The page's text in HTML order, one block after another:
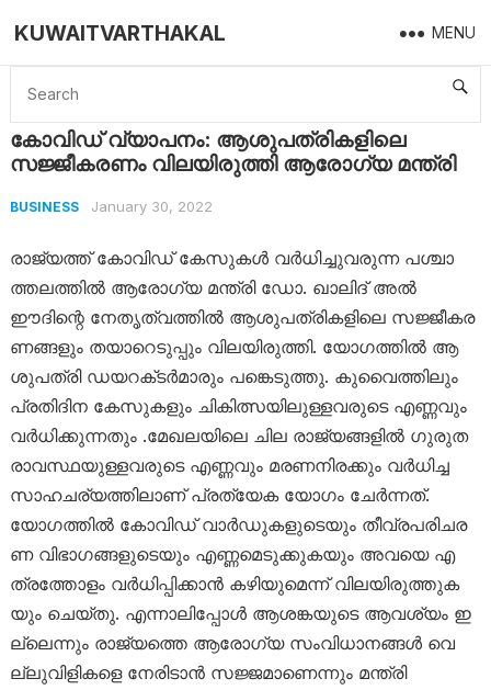
KUWAITVARTHAKAL MENU
Home Business
കോവിഡ്​ വ്യാപനം: ആശുപത്രികളിലെ
സജ്ജീകരണം വിലയിരുത്തി ആ​രോ​ഗ്യ മന്ത്രി
BUSINESS January 30, 2022
രാ​ജ്യ​ത്ത്​ കോ​വി​ഡ്​ കേ​സു​ക​ൾ വ​ർ​ധി​ച്ചു​വ​രു​ന്ന പ​ശ്ചാ​
ത്ത​ല​ത്തി​ൽ ആ​രോ​ഗ്യ മ​ന്ത്രി ഡോ. ​ഖാ​ലി​ദ്​ അ​ൽ
ഈദിന്റെ നേ​തൃ​ത്വ​ത്തി​ൽ ആ​ശു​പ​ത്രി​ക​ളി​ലെ സ​ജ്ജീ​ക​ര​
ണ​ങ്ങ​ളും ത​യാ​റെ​ടു​പ്പും വി​ല​യി​രു​ത്തി. യോ​ഗ​ത്തി​ൽ ആ​
ശു​പ​ത്രി ഡ​യ​റ​ക്​​ട​ർ​മാ​രും പങ്കെടുത്തു. കു​വൈ​ത്തി​ലും
പ്ര​തി​ദി​ന കേ​സു​ക​ളും ചി​കി​ത്സ​യി​ലു​ള്ള​വ​രു​ടെ എ​ണ്ണ​വും
വ​ർ​ധി​ക്കു​ന്നതും .മേ​ഖ​ല​യി​ലെ ചി​ല രാ​ജ്യ​ങ്ങ​ളി​ൽ ഗു​രു​ത​
രാ​വ​സ്ഥ​യു​ള്ള​വ​രു​ടെ എ​ണ്ണ​വും മ​ര​ണ​നി​ര​ക്കും വ​ർ​ധി​ച്ച
സാ​ഹ​ച​ര്യ​ത്തി​ലാ​ണ്​ പ്ര​ത്യേ​ക യോ​ഗം ചേ​ർ​ന്ന​ത്.
യോഗത്തിൽ കോ​വി​ഡ്​ വാ​ർ​ഡു​ക​ളു​ടെ​യും ​തീ​വ്ര​പ​രി​ച​ര​
ണ വി​ഭാ​ഗ​ങ്ങ​ളു​ടെ​യും എ​ണ്ണ​മെ​ടു​ക്കു​ക​യും അവയെ എ​
ത്ര​ത്തോ​ളം വ​ർ​ധി​പ്പി​ക്കാ​ൻ ക​ഴി​യു​മെ​ന്ന്​ വി​ല​യി​രു​ത്തു​ക​
യും ചെ​യ്​​തു. എന്നാലിപ്പോൾ ആ​​ശ​ങ്ക​യു​ടെ ആ​വ​ശ്യം ഇ​
ല്ലെ​ന്നും രാ​ജ്യ​ത്തെ ആ​രോ​ഗ്യ സം​വി​ധാ​ന​ങ്ങ​ൾ വെ​
ല്ലു​വി​ളി​ക​ളെ നേ​രി​ടാ​ൻ സ​ജ്ജ​മാ​ണെ​ന്നും മ​ന്ത്രി